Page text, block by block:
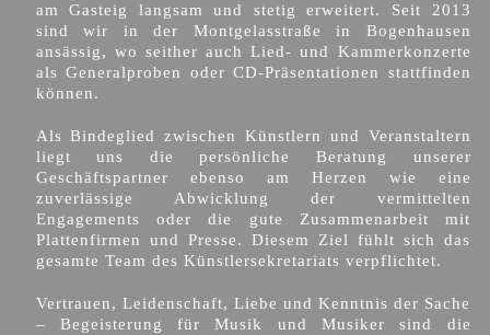
am Gasteig langsam und stetig erweitert. Seit 2013
sind wir in der Montgelasstraße in Bogenhausen
ansässig, wo seither auch Lied- und Kammerkonzerte
als Generalproben oder CD-Präsentationen stattfinden
können.
Als Bindeglied zwischen Künstlern und Veranstaltern
liegt uns die persönliche Beratung unserer
Geschäftspartner ebenso am Herzen wie eine
zuverlässige Abwicklung der vermittelten
Engagements oder die gute Zusammenarbeit mit
Plattenfirmen und Presse. Diesem Ziel fühlt sich das
gesamte Team des Künstlersekretariats verpflichtet.
Vertrauen, Leidenschaft, Liebe und Kenntnis der Sache
– Begeisterung für Musik und Musiker sind die